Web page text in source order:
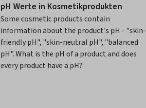
pH Werte in Kosmetikprodukten
Some cosmetic products contain
information about the product's pH - "skin-
friendly pH", "skin-neutral pH", "balanced
pH". What is the pH of a product and does
every product have a pH?